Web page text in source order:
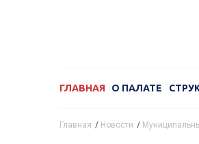
ГЛАВНАЯ О ПАЛАТЕ
Главная / Новости /